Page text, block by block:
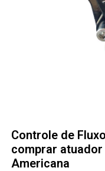
Controle de
comprar
Americana